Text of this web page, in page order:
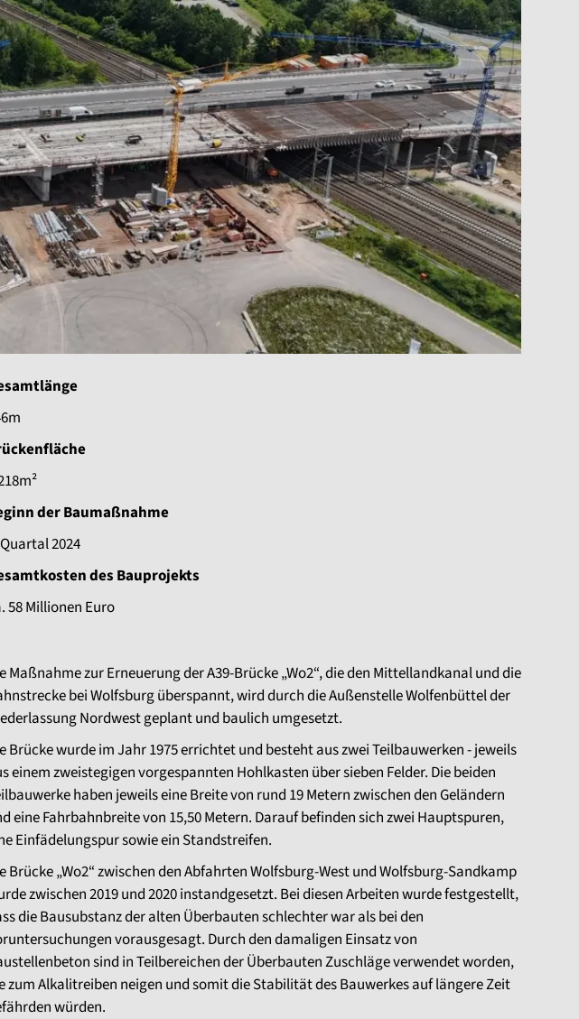
der Baumaßnahme
2024
des Bauprojekts
58 Millionen Euro
Maßnahme zur Erneuerung der A39-Brücke „Wo2“, die den Mittellandkanal und die
bei Wolfsburg überspannt, wird durch die Außenstelle Wolfenbüttel der
Nordwest geplant und baulich umgesetzt.
Brücke wurde im Jahr 1975 errichtet und besteht aus zwei Teilbauwerken - jeweils
einem zweistegigen vorgespannten Hohlkasten über sieben Felder. Die beiden
haben jeweils eine Breite von rund 19 Metern zwischen den Geländern
eine Fahrbahnbreite von 15,50 Metern. Darauf befinden sich zwei Hauptspuren,
Einfädelungspur sowie ein Standstreifen.
Brücke „Wo2“ zwischen den Abfahrten Wolfsburg-West und Wolfsburg-Sandkamp
zwischen 2019 und 2020 instandgesetzt. Bei diesen Arbeiten wurde festgestellt,
die Bausubstanz der alten Überbauten schlechter war als bei den
vorausgesagt. Durch den damaligen Einsatz von
sind in Teilbereichen der Überbauten Zuschläge verwendet worden,
zum Alkalitreiben neigen und somit die Stabilität des Bauwerkes auf längere Zeit
würden.